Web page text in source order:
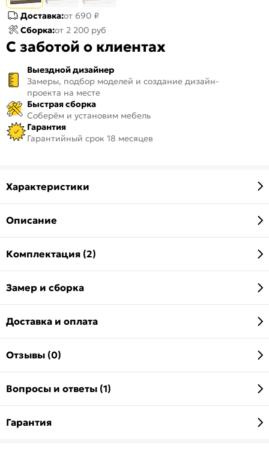
Доставка:от 690 ₽
Сборка:от 2 200 руб
С заботой о клиентах
Выездной дизайнер
Замеры, подбор моделей и создание дизайн-
проекта на месте
Быстрая сборка
Соберём и установим мебель
Гарантия
Гарантийный срок 18 месяцев
Характеристики
Описание
Комплектация (2)
Замер и сборка
Доставка и оплата
Отзывы (0)
Вопросы и ответы (1)
Гарантия